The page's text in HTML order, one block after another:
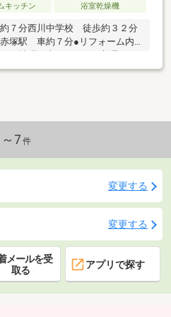
キッチン 浴室乾燥機
７分西川中学校 徒歩約３２分
塚駅 車約７分●リフォーム内
・トイレ新品・全室クロス張
区・燕市方面への通勤にも便利
7 件
変更する
変更する
メールを受
取る
アプリで探す